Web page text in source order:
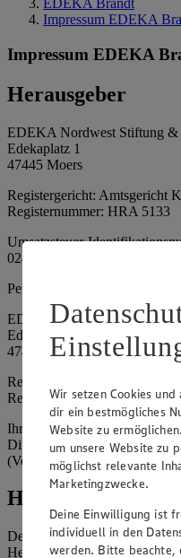
EDEKA Brandt
Impressum EDEKA
Impressum EDEKA
Herausgeber
EDEKA Nordwest Stiftung
Edekaplatz 1
47445 Moers
Registergericht: Amtsgericht
Registernummer: HRA 5133
Umsatzsteuer-
024 695
Persönlich haftende
EDEKA Nordwest
Edekaplatz 1
47445 Moers
Registergericht: Amtsgericht
Registernummer: HRA 5132
Ihrerseits vertreten durch:
Dirk Neuhaus
(Vorstandsvorsitzender)
Hinweise
Der Inhalt dieser Website ist
Herausgeber gewährt Ihnen
Wir setzen Cookies
dir ein bestmögliches
Website zu
um unsere Website zu
möglichst relevante
Marketingzwecke.
Deine Einwilligung ist
individuell in den
werden. Bitte beachte,